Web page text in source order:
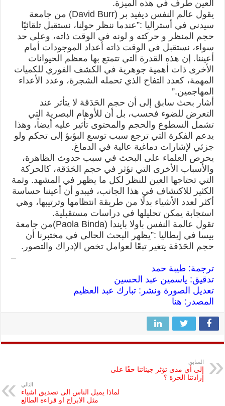
العين طرف في هذه الميزة.
يقول عالم النفس ديفيد بر (David Burr) من جامعة
سيدني في أستراليا :”عندما ننظر حولنا، نستقبل تلقائيًا
حجم المنظر و حركته و لونه في الوقت ذاته، وعلى حد
سواء، نستقبل في الوقت ذاته أعداد الموجودات أمام
أعيننا. إن هذه القدرة التي تتمتع بها معظم الحيوانات
الأخرى ذات أهمية جوهرية في الكشف الفوري للكميات
المهمة، كعدد التفاح الذي تحمله الشجرة، وعدد الأعداء
المهاجمين.”
أشار بحث سابق إلى أن حجم الحَدَقة لا يتأثر عند
التعرض للضوء فحسب، بل أن للأوهام البصرية التي
تشمل السطوع والحجم والمحتوى تأثير عليه أيضاً، وهذا
يدعم الفكرة التي ترجع سبب توسع البؤبؤ إلى تحكم ولو
جزئي لإشارات دماغية عالية في الدماغ.
يحرص العلماء على البحث في سبب حدوث الظاهرة،
والأسباب الأخرى التي تؤثر في حجم الحَدَقة، كالحركة
التي تحتاجها العين للنظر لكل ما يظهر في المشهد. وثمة
الكثير للاكتشاف في هذا الجانب، فيبدو أن أعيننا حساسة
أكثر لعدد الأشياء بدلًا من طريقة انتظامها وترتيبها، وهي
استجابة يمكن تحليلها في دراسات مستقبلية.
تقول عالمة النفس باولا بايندا (Paola Binda)من جامعة
بيسا في إيطاليا :”يظهر البحث الحالي في مختبرنا أن
حجم الحَدَقة يتغير تبعًا لعوامل تخص الإدراك والتصور.
–
ترجمة: طيبة حمد
تدقيق: ياسمين عبد الحسين
تعديل الصورة ونشر: تبارك عبد العظيم
المصدر: هنا
السابق
إلى أي مدى تؤثر جيناتنا حقًا على
إرادتنا الحرة ؟
التالي
لماذا يميل الناس الى تصديق اشياء
مثل الابراج او قراءة الطالع